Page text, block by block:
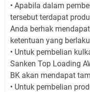
• Apabila dalam
tersebut terdapat
Anda berhak
ketentuan yang
• Untuk pembelian
Sanken Top Loading
BK akan mendapat
• Untuk pembelian